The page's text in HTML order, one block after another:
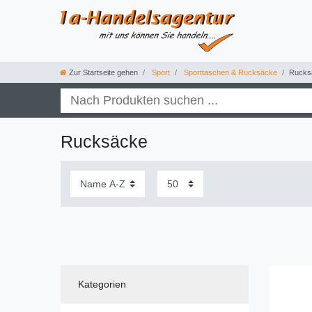
Zur Startseite gehen Sport Sporttaschen & Rucksäcke
Rucksäcke
Kategorien